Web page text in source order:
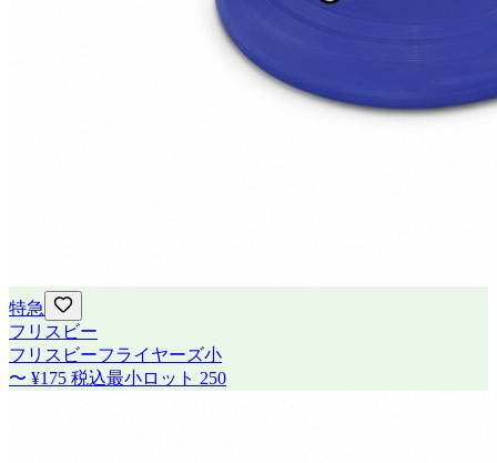
特急
フリスビー
フリスビーフライヤーズ小
〜 ¥175 税込最小ロット 250